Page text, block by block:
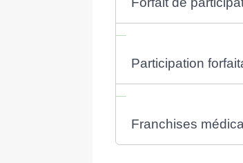
Participation
Franchises